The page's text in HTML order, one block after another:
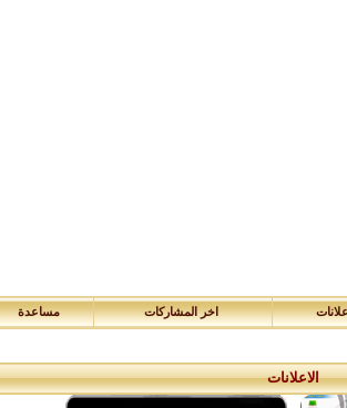
اخر المشاركات مساعدة
الاعلانات